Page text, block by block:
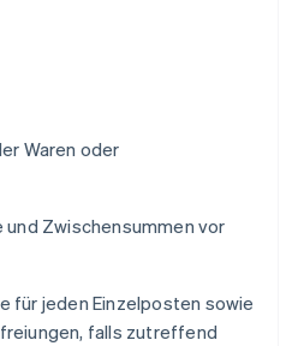
Waren oder
und Zwischensummen vor
für jeden Einzelposten sowie
falls zutreffend